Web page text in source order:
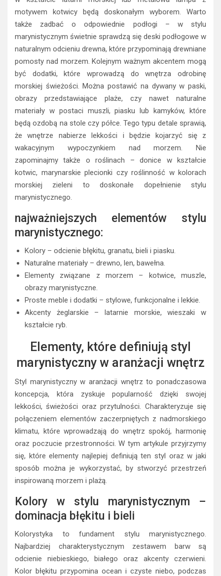
motywem kotwicy będą doskonałym wyborem. Warto
także zadbać o odpowiednie podłogi – w stylu
marynistycznym świetnie sprawdzą się deski podłogowe w
naturalnym odcieniu drewna, które przypominają drewniane
pomosty nad morzem. Kolejnym ważnym akcentem mogą
być dodatki, które wprowadzą do wnętrza odrobinę
morskiej świeżości. Można postawić na dywany w paski,
obrazy przedstawiające plaże, czy nawet naturalne
materiały w postaci muszli, piasku lub kamyków, które
będą ozdobą na stole czy półce. Tego typu detale sprawią,
że wnętrze nabierze lekkości i będzie kojarzyć się z
wakacyjnym wypoczynkiem nad morzem. Nie
zapominajmy także o roślinach – donice w kształcie
kotwic, marynarskie plecionki czy roślinność w kolorach
morskiej zieleni to doskonałe dopełnienie stylu
marynistycznego.
najważniejszych elementów stylu
marynistycznego:
Kolory – odcienie błękitu, granatu, bieli i piasku.
Naturalne materiały – drewno, len, bawełna.
Elementy związane z morzem – kotwice, muszle,
obrazy marynistyczne.
Proste meble i dodatki – stylowe, funkcjonalne i lekkie.
Akcenty żeglarskie – latarnie morskie, wieszaki w
kształcie ryb.
Elementy, które definiują styl
marynistyczny w aranżacji wnętrz
Styl marynistyczny w aranżacji wnętrz to ponadczasowa
koncepcja, która zyskuje popularność dzięki swojej
lekkości, świeżości oraz przytulności. Charakteryzuje się
połączeniem elementów zaczerpniętych z nadmorskiego
klimatu, które wprowadzają do wnętrz spokój, harmonię
oraz poczucie przestronności. W tym artykule przyjrzymy
się, które elementy najlepiej definiują ten styl oraz w jaki
sposób można je wykorzystać, by stworzyć przestrzeń
inspirowaną morzem i plażą.
Kolory w stylu marynistycznym –
dominacja błękitu i bieli
Kolorystyka to fundament stylu marynistycznego.
Najbardziej charakterystycznym zestawem barw są
odcienie niebieskiego, białego oraz akcenty czerwieni.
Kolor błękitu przypomina ocean i czyste niebo, podczas